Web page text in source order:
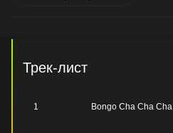
Трек-лист
1 Bongo Cha Cha Cha